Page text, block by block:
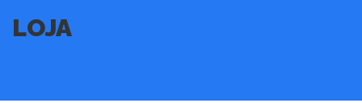
LOJA